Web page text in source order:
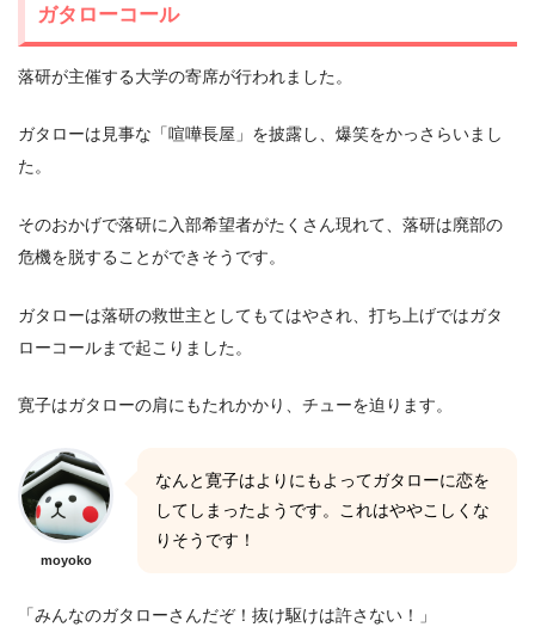
ガタローコール
落研が主催する大学の寄席が行われました。
ガタローは見事な「喧嘩長屋」を披露し、爆笑をかっさらいまし
た。
そのおかげで落研に入部希望者がたくさん現れて、落研は廃部の
危機を脱することができそうです。
ガタローは落研の救世主としてもてはやされ、打ち上げではガタ
ローコールまで起こりました。
寛子はガタローの肩にもたれかかり、チューを迫ります。
moyoko
なんと寛子はよりにもよってガタローに恋を
してしまったようです。これはややこしくな
りそうです！
「みんなのガタローさんだぞ！抜け駆けは許さない！」